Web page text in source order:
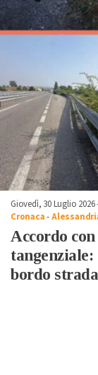
Giovedì, 30 Luglio 2026
Cronaca-
Accordo
bordo